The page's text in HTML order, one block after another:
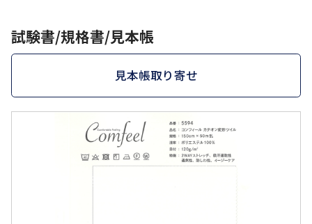
試験書/規格書/見本帳
見本帳取り寄せ